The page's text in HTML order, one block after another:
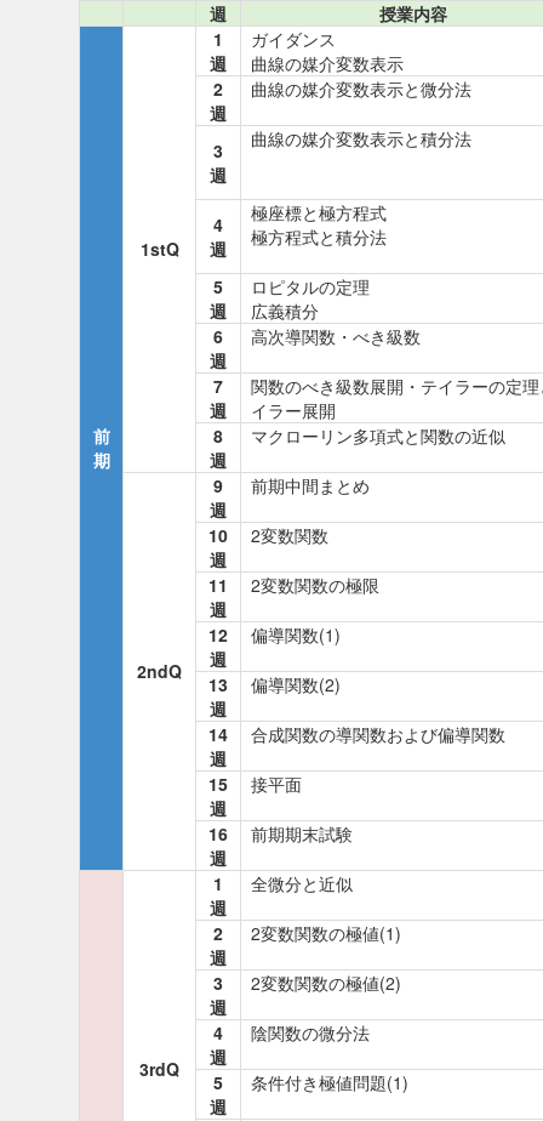
週 授業内容
前
期
1stQ
1
週
ガイダンス
曲線の媒介変数表示
2
週
曲線の媒介変数表示と微分法
3
週
曲線の媒介変数表示と積分法
4
週
極座標と極方程式
極方程式と積分法
5
週
ロピタルの定理
広義積分
6
週
高次導関数・べき級数
7
週
関数のべき級数展開・テイラーの定
イラー展開
8
週
マクローリン多項式と関数の近似
2ndQ
9
週
前期中間まとめ
10
週
2変数関数
11
週
2変数関数の極限
12
週
偏導関数(1)
13
週
偏導関数(2)
14
週
合成関数の導関数および偏導関数
15
週
接平面
16
週
前期期末試験
3rdQ
1
週
全微分と近似
2
週
2変数関数の極値(1)
3
週
2変数関数の極値(2)
4
週
陰関数の微分法
5
週
条件付き極値問題(1)